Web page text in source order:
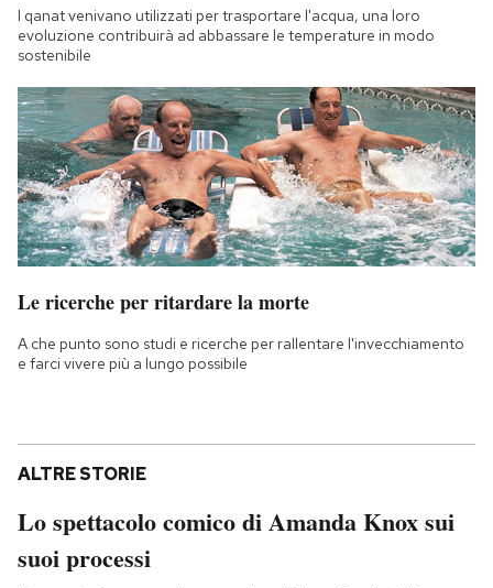
I qanat venivano utilizzati per trasportare l'acqua, una loro
evoluzione contribuirà ad abbassare le temperature in modo
sostenibile
Le ricerche per ritardare la morte
A che punto sono studi e ricerche per rallentare l'invecchiamento
e farci vivere più a lungo possibile
ALTRE STORIE
Lo spettacolo comico di Amanda Knox sui
suoi processi